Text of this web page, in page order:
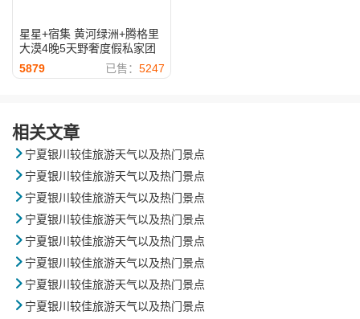
星星+宿集 黄河绿洲+腾格里
大漠4晚5天野奢度假私家团
5879
已售： 5247
相关文章
 宁夏银川较佳旅游天气以及热门景点
 宁夏银川较佳旅游天气以及热门景点
 宁夏银川较佳旅游天气以及热门景点
 宁夏银川较佳旅游天气以及热门景点
 宁夏银川较佳旅游天气以及热门景点
 宁夏银川较佳旅游天气以及热门景点
 宁夏银川较佳旅游天气以及热门景点
 宁夏银川较佳旅游天气以及热门景点